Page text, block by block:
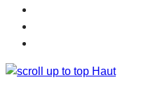
Haut